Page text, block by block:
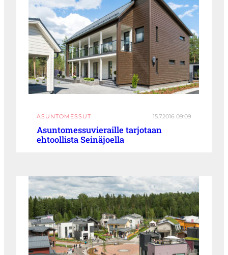
ASUNTOMESSUT 15.7.2016 09:09
Asuntomessuvieraille tarjotaan
ehtoollista Seinäjoella